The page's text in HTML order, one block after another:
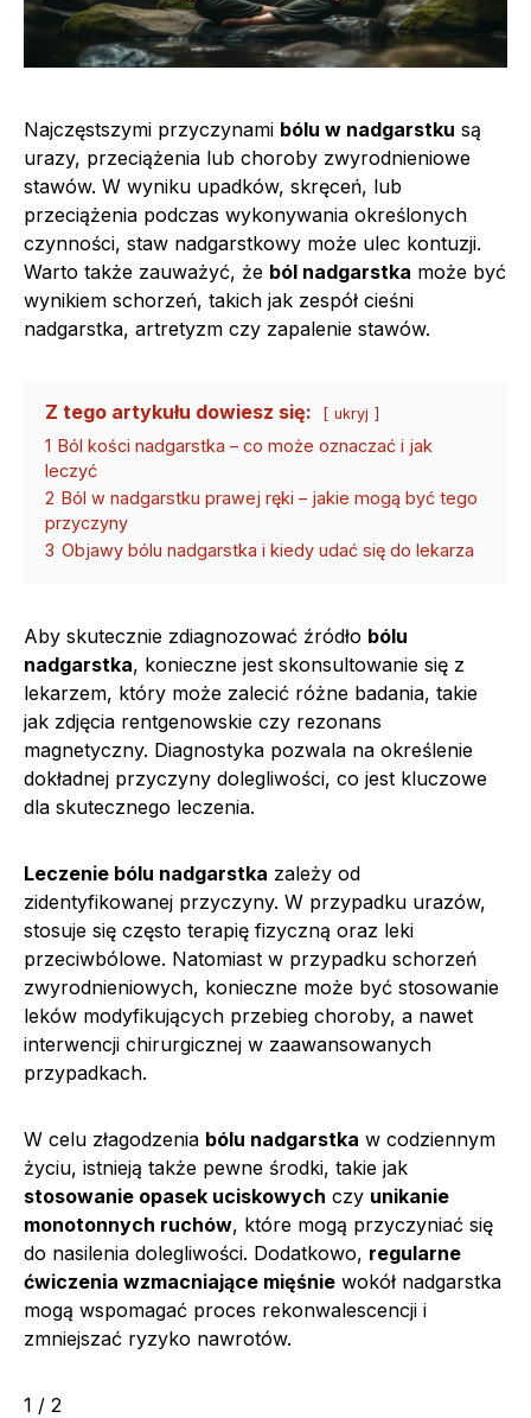
Najczęstszymi przyczynami bólu w nadgarstku są
urazy, przeciążenia lub choroby zwyrodnieniowe
stawów. W wyniku upadków, skręceń, lub
przeciążenia podczas wykonywania określonych
czynności, staw nadgarstkowy może ulec kontuzji.
Warto także zauważyć, że ból nadgarstka może być
wynikiem schorzeń, takich jak zespół cieśni
nadgarstka, artretyzm czy zapalenie stawów.
Z tego artykułu dowiesz się: ukryj
1 Ból kości nadgarstka – co może oznaczać i jak
leczyć
2 Ból w nadgarstku prawej ręki – jakie mogą być tego
przyczyny
3 Objawy bólu nadgarstka i kiedy udać się do lekarza
Aby skutecznie zdiagnozować źródło bólu
nadgarstka, konieczne jest skonsultowanie się z
lekarzem, który może zalecić różne badania, takie
jak zdjęcia rentgenowskie czy rezonans
magnetyczny. Diagnostyka pozwala na określenie
dokładnej przyczyny dolegliwości, co jest kluczowe
dla skutecznego leczenia.
Leczenie bólu nadgarstka zależy od
zidentyfikowanej przyczyny. W przypadku urazów,
stosuje się często terapię fizyczną oraz leki
przeciwbólowe. Natomiast w przypadku schorzeń
zwyrodnieniowych, konieczne może być stosowanie
leków modyfikujących przebieg choroby, a nawet
interwencji chirurgicznej w zaawansowanych
przypadkach.
W celu złagodzenia bólu nadgarstka w codziennym
życiu, istnieją także pewne środki, takie jak
stosowanie opasek uciskowych czy unikanie
monotonnych ruchów, które mogą przyczyniać się
do nasilenia dolegliwości. Dodatkowo, regularne
ćwiczenia wzmacniające mięśnie wokół nadgarstka
mogą wspomagać proces rekonwalescencji i
zmniejszać ryzyko nawrotów.
1 / 2